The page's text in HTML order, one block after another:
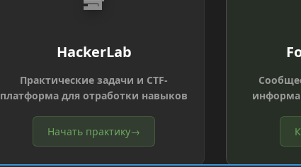
HackerLab
Практические задачи и CTF-
платформа для отработки навыков
Начать практику→